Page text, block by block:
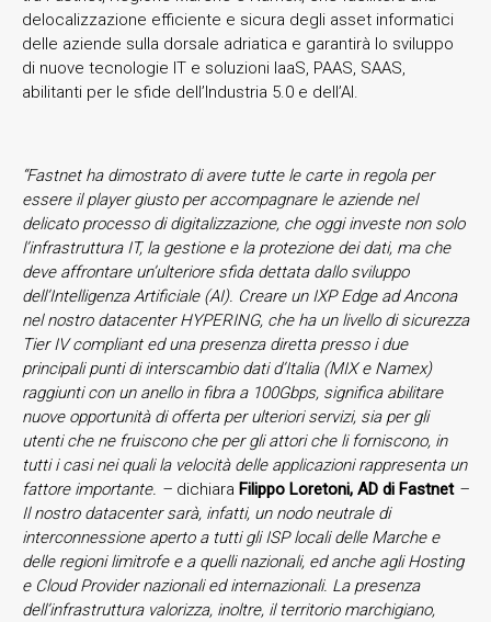
delocalizzazione efficiente e sicura degli asset informatici
delle aziende sulla dorsale adriatica e garantirà lo sviluppo
di nuove tecnologie IT e soluzioni IaaS, PAAS, SAAS,
abilitanti per le sfide dell’Industria 5.0 e dell’AI.
“Fastnet ha dimostrato di avere tutte le carte in regola per
essere il player giusto per accompagnare le aziende nel
delicato processo di digitalizzazione, che oggi investe non solo
l’infrastruttura IT, la gestione e la protezione dei dati, ma che
deve affrontare un’ulteriore sfida dettata dallo sviluppo
dell’Intelligenza Artificiale (AI). Creare un IXP Edge ad Ancona
nel nostro datacenter HYPERING, che ha un livello di sicurezza
Tier IV compliant ed una presenza diretta presso i due
principali punti di interscambio dati d’Italia (MIX e Namex)
raggiunti con un anello in fibra a 100Gbps, significa abilitare
nuove opportunità di offerta per ulteriori servizi, sia per gli
utenti che ne fruiscono che per gli attori che li forniscono, in
tutti i casi nei quali la velocità delle applicazioni rappresenta un
fattore importante. – dichiara Filippo Loretoni, AD di Fastnet–
Il nostro datacenter sarà, infatti, un nodo neutrale di
interconnessione aperto a tutti gli ISP locali delle Marche e
delle regioni limitrofe e a quelli nazionali, ed anche agli Hosting
e Cloud Provider nazionali ed internazionali. La presenza
dell’infrastruttura valorizza, inoltre, il territorio marchigiano,